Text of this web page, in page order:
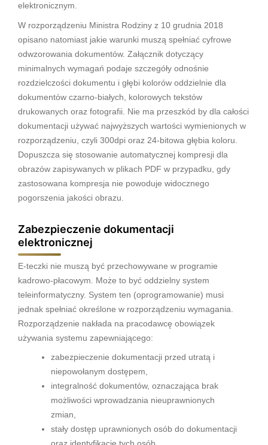
elektronicznym.
W rozporządzeniu Ministra Rodziny z 10 grudnia 2018
opisano natomiast jakie warunki muszą spełniać cyfrowe
odwzorowania dokumentów. Załącznik dotyczący
minimalnych wymagań podaje szczegóły odnośnie
rozdzielczości dokumentu i głębi kolorów oddzielnie dla
dokumentów czarno-białych, kolorowych tekstów
drukowanych oraz fotografii. Nie ma przeszkód by dla całości
dokumentacji używać najwyższych wartości wymienionych w
rozporządzeniu, czyli 300dpi oraz 24-bitowa głębia koloru.
Dopuszcza się stosowanie automatycznej kompresji dla
obrazów zapisywanych w plikach PDF w przypadku, gdy
zastosowana kompresja nie powoduje widocznego
pogorszenia jakości obrazu.
Zabezpieczenie dokumentacji
elektronicznej
E-teczki nie muszą być przechowywane w programie
kadrowo-płacowym. Może to być oddzielny system
teleinformatyczny. System ten (oprogramowanie) musi
jednak spełniać określone w rozporządzeniu wymagania.
Rozporządzenie nakłada na pracodawcę obowiązek
używania systemu zapewniającego:
zabezpieczenie dokumentacji przed utratą i
niepowołanym dostępem,
integralność dokumentów, oznaczająca brak
możliwości wprowadzania nieuprawnionych
zmian,
stały dostęp uprawnionych osób do dokumentacji